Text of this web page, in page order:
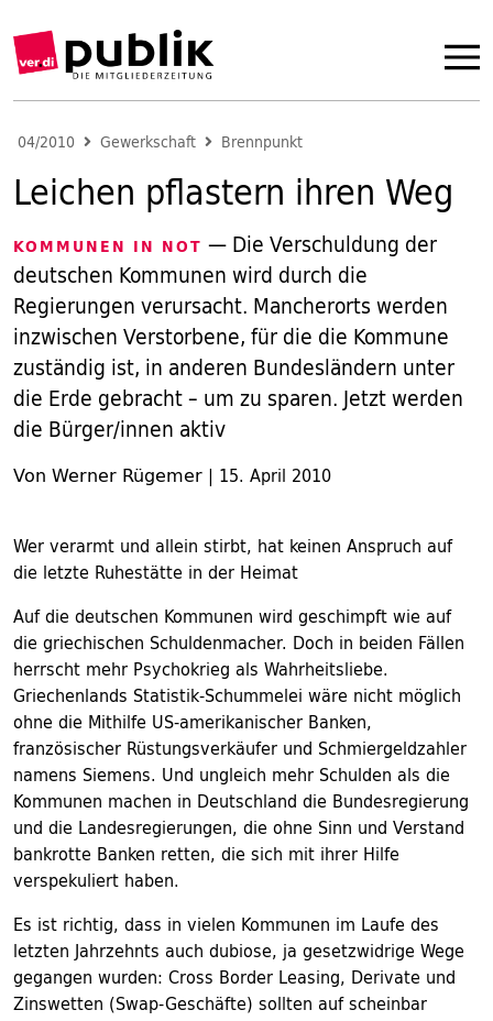
04/2010 Gewerkschaft Brennpunkt
Leichen pflastern ihren Weg
KOMMUNEN IN NOT — Die Verschuldung der
deutschen Kommunen wird durch die
Regierungen verursacht. Mancherorts werden
inzwischen Verstorbene, für die die Kommune
zuständig ist, in anderen Bundesländern unter
die Erde gebracht – um zu sparen. Jetzt werden
die Bürger/innen aktiv
Von Werner Rügemer | 15. April 2010
Wer verarmt und allein stirbt, hat keinen Anspruch auf
die letzte Ruhestätte in der Heimat
Auf die deutschen Kommunen wird geschimpft wie auf
die griechischen Schuldenmacher. Doch in beiden Fällen
herrscht mehr Psychokrieg als Wahrheitsliebe.
Griechenlands Statistik-Schummelei wäre nicht möglich
ohne die Mithilfe US-amerikanischer Banken,
französischer Rüstungsverkäufer und Schmiergeldzahler
namens Siemens. Und ungleich mehr Schulden als die
Kommunen machen in Deutschland die Bundesregierung
und die Landesregierungen, die ohne Sinn und Verstand
bankrotte Banken retten, die sich mit ihrer Hilfe
verspekuliert haben.
Es ist richtig, dass in vielen Kommunen im Laufe des
letzten Jahrzehnts auch dubiose, ja gesetzwidrige Wege
gegangen wurden: Cross Border Leasing, Derivate und
Zinswetten (Swap-Geschäfte) sollten auf scheinbar